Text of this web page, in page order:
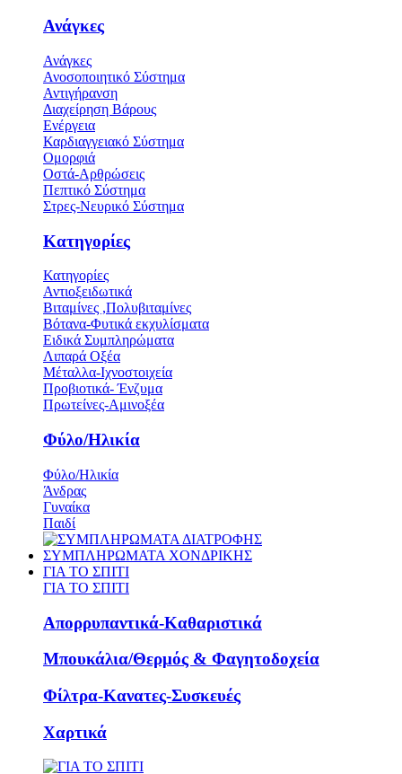
Ανάγκες
Ανάγκες
Ανοσοποιητικό Σύστημα
Αντιγήρανση
Διαχείρηση Βάρους
Ενέργεια
Καρδιαγγειακό Σύστημα
Ομορφιά
Οστά-Αρθρώσεις
Πεπτικό Σύστημα
Στρες-Νευρικό Σύστημα
Κατηγορίες
Κατηγορίες
Αντιοξειδωτικά
Βιταμίνες ,Πολυβιταμίνες
Βότανα-Φυτικά εκχυλίσματα
Ειδικά Συμπληρώματα
Λιπαρά Οξέα
Μέταλλα-Ιχνοστοιχεία
Προβιοτικά- Ένζυμα
Πρωτείνες-Αμινοξέα
Φύλο/Ηλικία
Φύλο/Ηλικία
Άνδρας
Γυναίκα
Παιδί
ΣΥΜΠΛΗΡΩΜΑΤΑ ΧΟΝΔΡΙΚΗΣ
ΓΙΑ ΤΟ ΣΠΙΤΙ
ΓΙΑ ΤΟ ΣΠΙΤΙ
Απορρυπαντικά-Καθαριστικά
Μπουκάλια/Θερμός & Φαγητοδοχεία
Φίλτρα-Κανατες-Συσκευές
Χαρτικά